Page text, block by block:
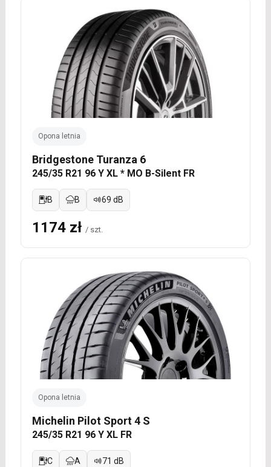
Opona letnia
Bridgestone Turanza 6
245/35 R21 96 Y XL * MO B-Silent FR
B B 69 dB
1174 zł / szt.
Opona letnia
Michelin Pilot Sport 4 S
245/35 R21 96 Y XL FR
C A 71 dB